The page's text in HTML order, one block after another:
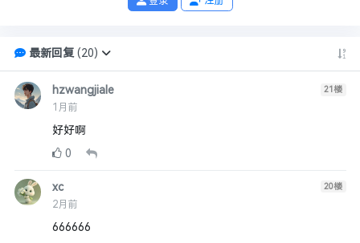
最新回复( 20)
hzwangjiale
1月前
21楼
好好啊
0
xc
2月前
20楼
666666